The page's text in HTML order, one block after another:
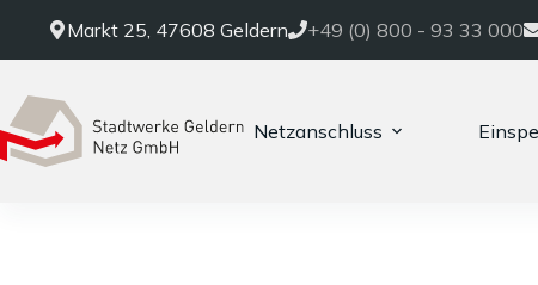
Markt 25, 47608 Geldern +49 (0) 800 - 93 33 000
Netzanschluss